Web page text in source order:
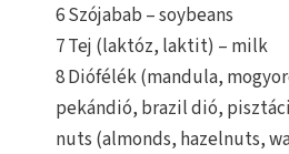
6 Szójabab – soybeans
7 Tej (laktóz, laktit) – milk
8 Diófélék (mandula,
pekándió, brazil dió,
nuts (almonds, hazelnuts,